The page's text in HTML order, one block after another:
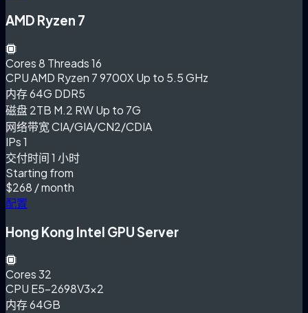
AMD Ryzen 7
Cores8 Threads 16
CPUAMD Ryzen 7 9700X Up to 5.5 GHz
内存64G DDR5
磁盘2TB M.2 RW Up to 7G
网络带宽CIA/GIA/CN2/CDIA
IPs1
交付时间1 小时
Starting from
$268 / month
配置
Hong Kong Intel GPU Server
Cores32
CPU E5-2698V3×2
内存64GB